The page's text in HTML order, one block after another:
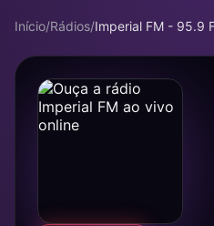
Início/Rádios/Imperial FM - 95.9